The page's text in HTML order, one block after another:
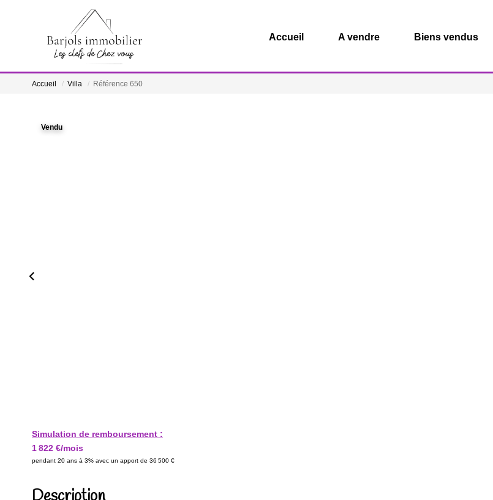
Accueil A vendre Biens vendus
Accueil Villa Référence 650
Vendu
Simulation de remboursement :
1 822 €/mois
pendant 20 ans à 3% avec un apport de 36 500 €